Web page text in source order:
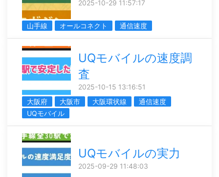
2025-10-29 11:57:17
山手線 オールコネクト 通信速度
UQモバイルの速度調
査
2025-10-15 13:16:51
大阪府
大阪市 大阪環状線
通信速度
UQモバイル
UQモバイルの実力
2025-09-29 11:48:03